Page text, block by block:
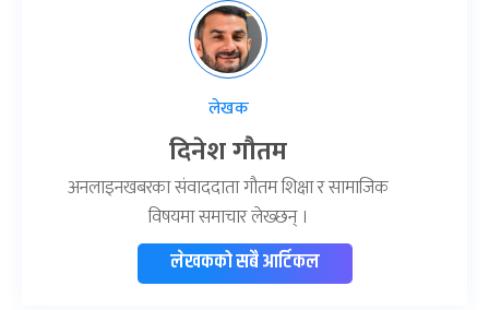
लेखक
दिनेश गौतम
अनलाइनखबरका संवाददाता गौतम शिक्षा र सामाजिक
विषयमा समाचार लेख्छन् ।
लेखकको सबै आर्टिकल